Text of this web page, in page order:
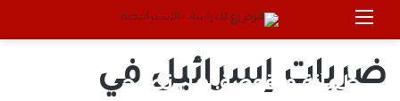
القائمة
ضربات إسرائيل في
طمأنة منقوصة: هل تصبح